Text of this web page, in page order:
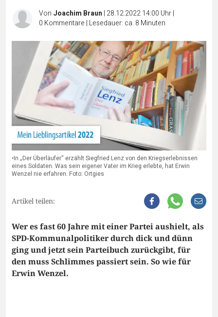
Von Joachim Braun | 28.12.2022 14:00 Uhr|
0 Kommentare | Lesedauer: ca. 8 Minuten
•In „Der Überläufer“ erzählt Siegfried Lenz von den Kriegserlebnissen
eines Soldaten. Was sein eigener Vater im Krieg erlebte, hat Erwin
Wenzel nie erfahren. Foto: Ortgies
Artikel teilen:
Wer es fast 60 Jahre mit einer Partei aushielt, als
SPD-Kommunalpolitiker durch dick und dünn
ging und jetzt sein Parteibuch zurückgibt, für
den muss Schlimmes passiert sein. So wie für
Erwin Wenzel.